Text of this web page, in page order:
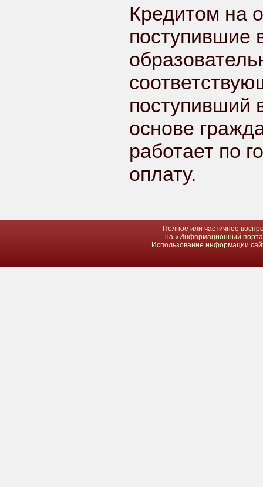
Кредитом на
поступившие
поступивший
основе
работает по
оплату.
Полное или частичное
на «Информационный
Использование информации